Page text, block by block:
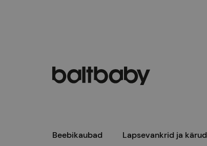
Beebikaubad Lapsevankrid ja kärud